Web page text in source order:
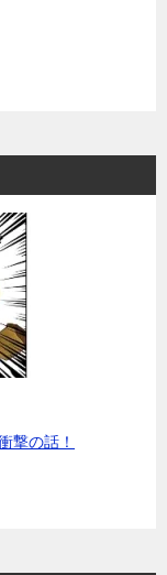
撃の話！